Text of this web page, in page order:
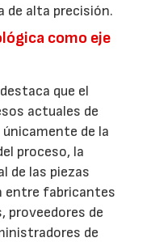
de alta precisión.
como eje
que el
actuales de
de la
proceso, la
de las piezas
entre fabricantes
proveedores de
de